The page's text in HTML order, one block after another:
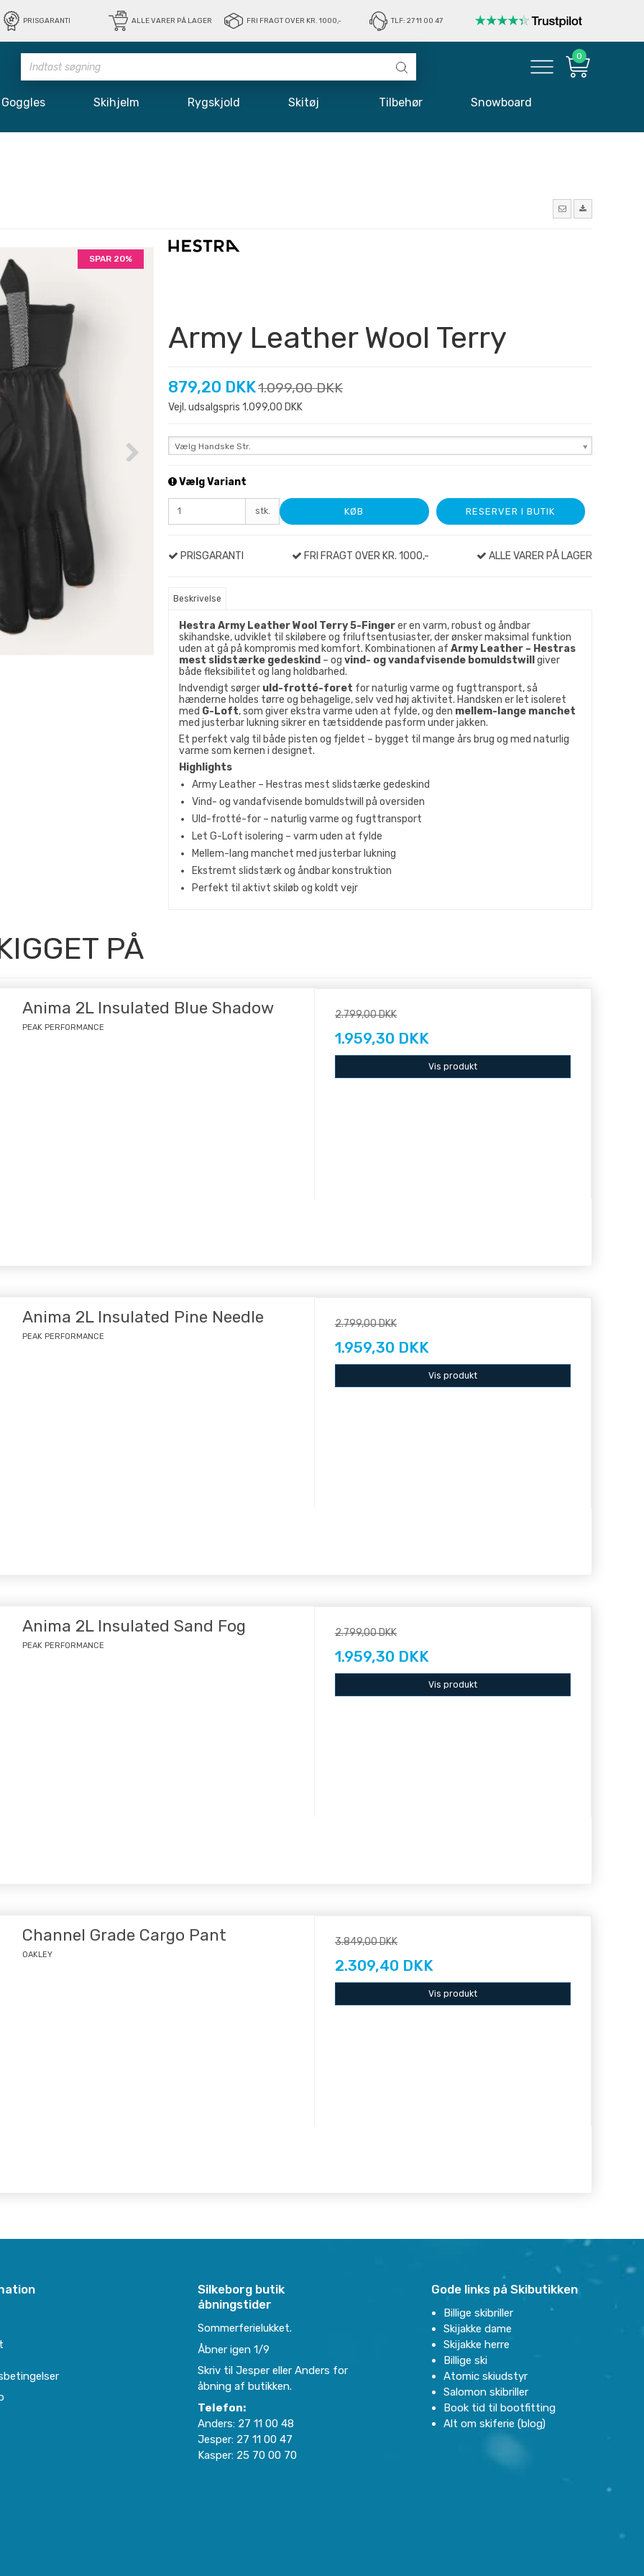
PRISGARANTI ALLE VARER PÅ LAGER FRI FRAGT OVER KR. 1000,- TLF: 27 11 00 47
0
Goggles Skihjelm Rygskjold Skitøj Tilbehør Snowboard
SPAR 20%
Army Leather Wool Terry
879,20 DKK1.099,00 DKK
Vejl. udsalgspris 1.099,00 DKK
Vælg Handske Str.
Vælg Variant
stk. KØB RESERVER I BUTIK
PRISGARANTI FRI FRAGT OVER KR. 1000,- ALLE VARER PÅ LAGER
Beskrivelse
Hestra Army Leather Wool Terry 5-Fingerer en varm, robust og åndbar
skihandske, udviklet til skiløbere og friluftsentusiaster, der ønsker maksimal funktion
uden at gå på kompromis med komfort. Kombinationen af Army Leather – Hestras
mest slidstærke gedeskind – og vind- og vandafvisende bomuldstwill
giver
både fleksibilitet og lang holdbarhed.
Indvendigt sørger uld-frotté-foret for naturlig varme og fugttransport, så
hænderne holdes tørre og behagelige, selv ved høj aktivitet. Handsken er let isoleret
med G-Loft, som giver ekstra varme uden at fylde, og den mellem-lange manchet
med justerbar lukning sikrer en tætsiddende pasform under jakken.
Et perfekt valg til både pisten og fjeldet – bygget til mange års brug og med naturlig
varme som kernen i designet.
Highlights
Army Leather – Hestras mest slidstærke gedeskind
Vind- og vandafvisende bomuldstwill på oversiden
Uld-frotté-for – naturlig varme og fugttransport
Let G-Loft isolering – varm uden at fylde
Mellem-lang manchet med justerbar lukning
Ekstremt slidstærk og åndbar konstruktion
Perfekt til aktivt skiløb og koldt vejr
PÅ
Anima 2L Insulated Blue Shadow
PEAK PERFORMANCE
2.799,00 DKK
1.959,30 DKK
Vis produkt
Anima 2L Insulated Pine Needle
PEAK PERFORMANCE
2.799,00 DKK
1.959,30 DKK
Vis produkt
Anima 2L Insulated Sand Fog
PEAK PERFORMANCE
2.799,00 DKK
1.959,30 DKK
Vis produkt
Channel Grade Cargo Pant
OAKLEY
3.849,00 DKK
2.309,40 DKK
Vis produkt
Silkeborg butik
åbningstider
Sommerferielukket.
Åbner igen 1/9
Skriv til Jesper eller Anders for
åbning af butikken.
Telefon:
Anders: 27 11 00 48
Jesper: 27 11 00 47
Kasper: 25 70 00 70
Gode links på Skibutikken
Billige skibriller
Skijakke dame
Skijakke herre
Billige ski
Atomic skiudstyr
Salomon skibriller
Book tid til bootfitting
Alt om skiferie (blog)